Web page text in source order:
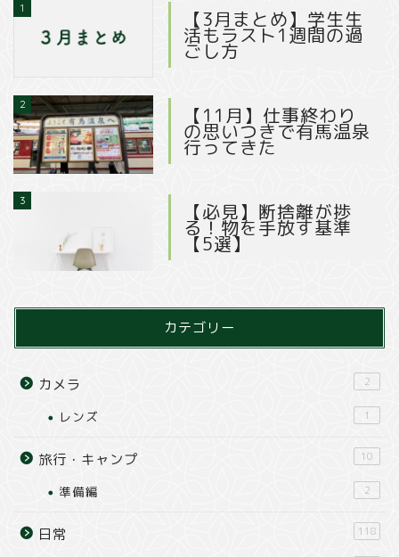
1 【3月まとめ】学生生
活もラスト1週間の過
ごし方
2 【11月】仕事終わり
の思いつきで有馬温泉
行ってきた
3 【必見】断捨離が捗
る！物を手放す基準
【5選】
カテゴリー
カメラ 2
レンズ 1
旅行・キャンプ 10
準備編 2
日常 118